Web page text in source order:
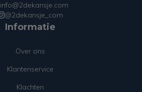
info@2dekansje.com
@2dekansje_com
Informatie
Over ons
Klantenservice
Klachten